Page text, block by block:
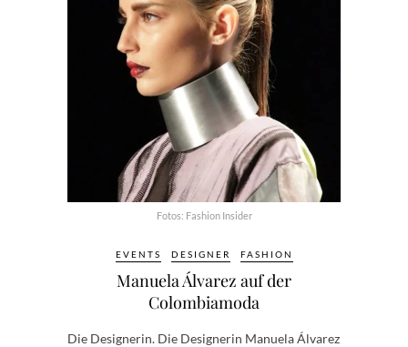
Fotos: Fashion Insider
EVENTS DESIGNER FASHION
Manuela Álvarez auf der
Colombiamoda
Die Designerin. Die Designerin Manuela Álvarez